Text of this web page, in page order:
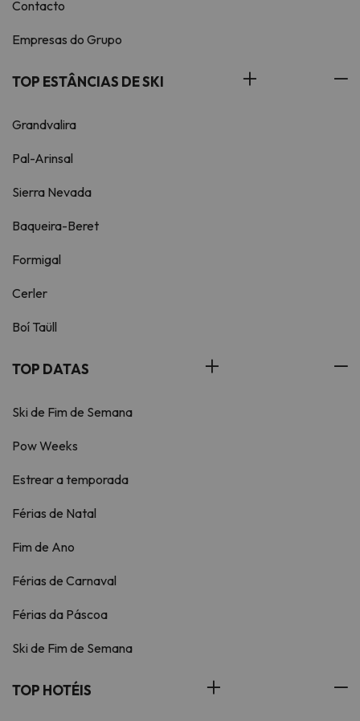
Contacto
Empresas do Grupo
TOP ESTÂNCIAS DE SKI
Grandvalira
Pal-Arinsal
Sierra Nevada
Baqueira-Beret
Formigal
Cerler
Boí Taüll
TOP DATAS
Ski de Fim de Semana
Pow Weeks
Estrear a temporada
Férias de Natal
Fim de Ano
Férias de Carnaval
Férias da Páscoa
Ski de Fim de Semana
TOP HOTÉIS